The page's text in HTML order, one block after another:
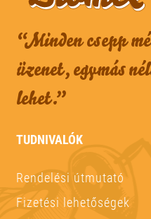
“Minden csepp
üzenet, egymás
lehet.”
TUDNIVALÓK
Rendelési útmutató
Fizetési lehetőségek